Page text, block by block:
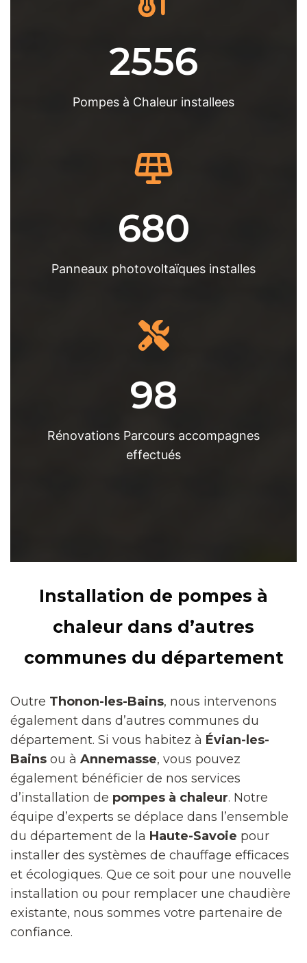
2556
Pompes à Chaleur installees
680
Panneaux photovoltaïques installes
98
Rénovations Parcours accompagnes
effectués
Installation de pompes à
chaleur dans d’autres
communes du département
Outre Thonon-les-Bains, nous intervenons
également dans d’autres communes du
département. Si vous habitez à Évian-les-
Bains ou à Annemasse, vous pouvez
également bénéficier de nos services
d’installation de pompes à chaleur. Notre
équipe d’experts se déplace dans l’ensemble
du département de la Haute-Savoie pour
installer des systèmes de chauffage efficaces
et écologiques. Que ce soit pour une nouvelle
installation ou pour remplacer une chaudière
existante, nous sommes votre partenaire de
confiance.